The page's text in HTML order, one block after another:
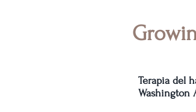
Terapia del
Washington